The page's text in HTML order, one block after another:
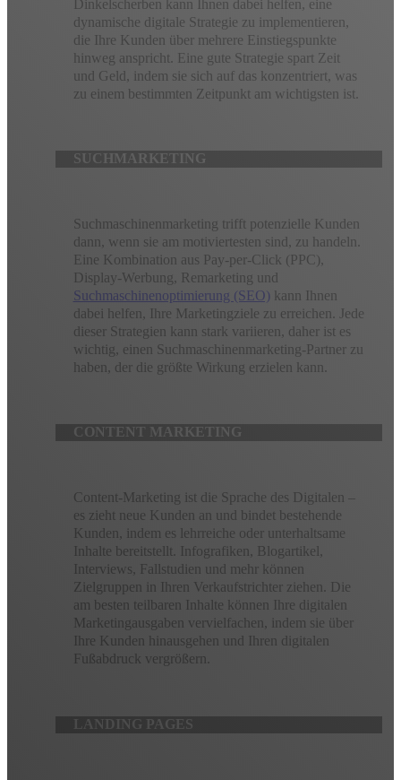
Dinkelscherben kann Ihnen dabei helfen, eine
dynamische digitale Strategie zu implementieren,
die Ihre Kunden über mehrere Einstiegspunkte
hinweg anspricht. Eine gute Strategie spart Zeit
und Geld, indem sie sich auf das konzentriert, was
zu einem bestimmten Zeitpunkt am wichtigsten ist.
SUCHMARKETING
Suchmaschinenmarketing trifft potenzielle Kunden
dann, wenn sie am motiviertesten sind, zu handeln.
Eine Kombination aus Pay-per-Click (PPC),
Display-Werbung, Remarketing und
Suchmaschinenoptimierung (SEO) kann Ihnen
dabei helfen, Ihre Marketingziele zu erreichen. Jede
dieser Strategien kann stark variieren, daher ist es
wichtig, einen Suchmaschinenmarketing-Partner zu
haben, der die größte Wirkung erzielen kann.
CONTENT MARKETING
Content-Marketing ist die Sprache des Digitalen –
es zieht neue Kunden an und bindet bestehende
Kunden, indem es lehrreiche oder unterhaltsame
Inhalte bereitstellt. Infografiken, Blogartikel,
Interviews, Fallstudien und mehr können
Zielgruppen in Ihren Verkaufstrichter ziehen. Die
am besten teilbaren Inhalte können Ihre digitalen
Marketingausgaben vervielfachen, indem sie über
Ihre Kunden hinausgehen und Ihren digitalen
Fußabdruck vergrößern.
LANDING PAGES